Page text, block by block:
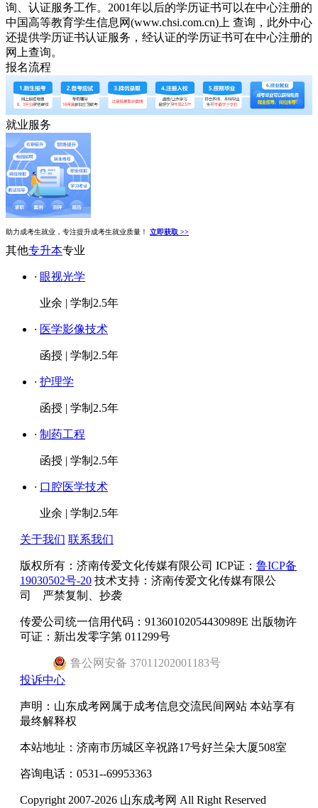
询、认证服务工作。2001年以后的学历证书可以在中心注册的
中国高等教育学生信息网(www.chsi.com.cn)上 查询，此外中心
还提供学历证书认证服务，经认证的学历证书可在中心注册的
网上查询。
报名流程
就业服务
助力成考生就业，专注提升成考生就业质量！ 立即获取 >>
其他专升本专业
· 眼视光学
业余 | 学制2.5年
· 医学影像技术
函授 | 学制2.5年
· 护理学
函授 | 学制2.5年
· 制药工程
函授 | 学制2.5年
· 口腔医学技术
业余 | 学制2.5年
关于我们 联系我们
版权所有： 济南传爱文化传媒有限公司 ICP证： 鲁ICP备
19030502号-20 技术支持：济南传爱文化传媒有限公
司 严禁复制、抄袭
传爱公司统一信用代码：91360102054430989E 出版物许
可证：新出发零字第 011299号
鲁公网安备 37011202001183号
投诉中心
声明：山东成考网属于成考信息交流民间网站 本站享有
最终解释权
本站地址：济南市历城区辛祝路17号好兰朵大厦508室
咨询电话：0531--69953363
Copyright 2007-2026 山东成考网 All Right Reserved